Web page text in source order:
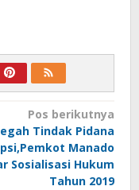
Pos berikutnya
Tindak Pidana
Manado
Sosialisasi Hukum
Tahun 2019